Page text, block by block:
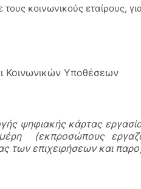
τους κοινωνικούς εταίρους,
Κοινωνικών Υποθέσεων
ψηφιακής κάρτας
(εκπροσώπους
των επιχειρήσεων και